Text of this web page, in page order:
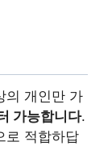
의 개인만 가
가능합니다.
로 적합하답